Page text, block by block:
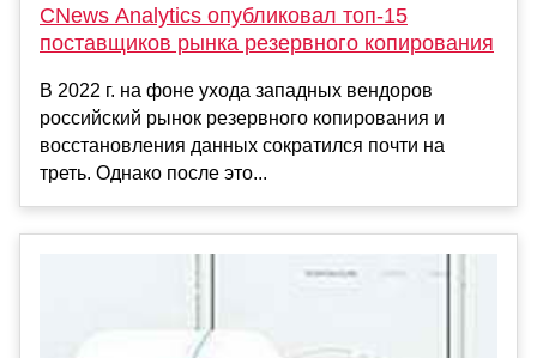
CNews Analytics опубликовал топ-15
поставщиков рынка резервного копирования
В 2022 г. на фоне ухода западных вендоров
российский рынок резервного копирования и
восстановления данных сократился почти на
треть. Однако после это...